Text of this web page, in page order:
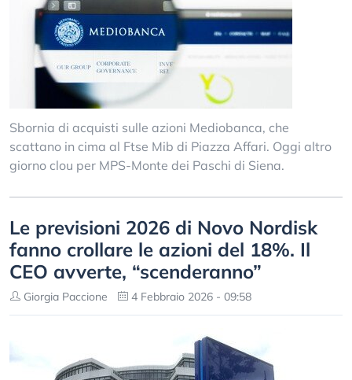
Sbornia di acquisti sulle azioni Mediobanca, che
scattano in cima al Ftse Mib di Piazza Affari. Oggi altro
giorno clou per MPS-Monte dei Paschi di Siena.
Le previsioni 2026 di Novo Nordisk
fanno crollare le azioni del 18%. Il
CEO avverte, “scenderanno”
Giorgia Paccione 4 Febbraio 2026 - 09:58